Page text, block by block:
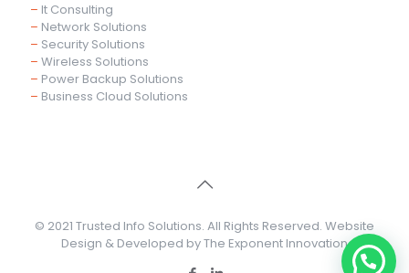
– It Consulting
– Network Solutions
– Security Solutions
– Wireless Solutions
– Power Backup Solutions
– Business Cloud Solutions
© 2021 Trusted Info Solutions. All Rights Reserved. Website
Design & Developed byThe Exponent Innovation